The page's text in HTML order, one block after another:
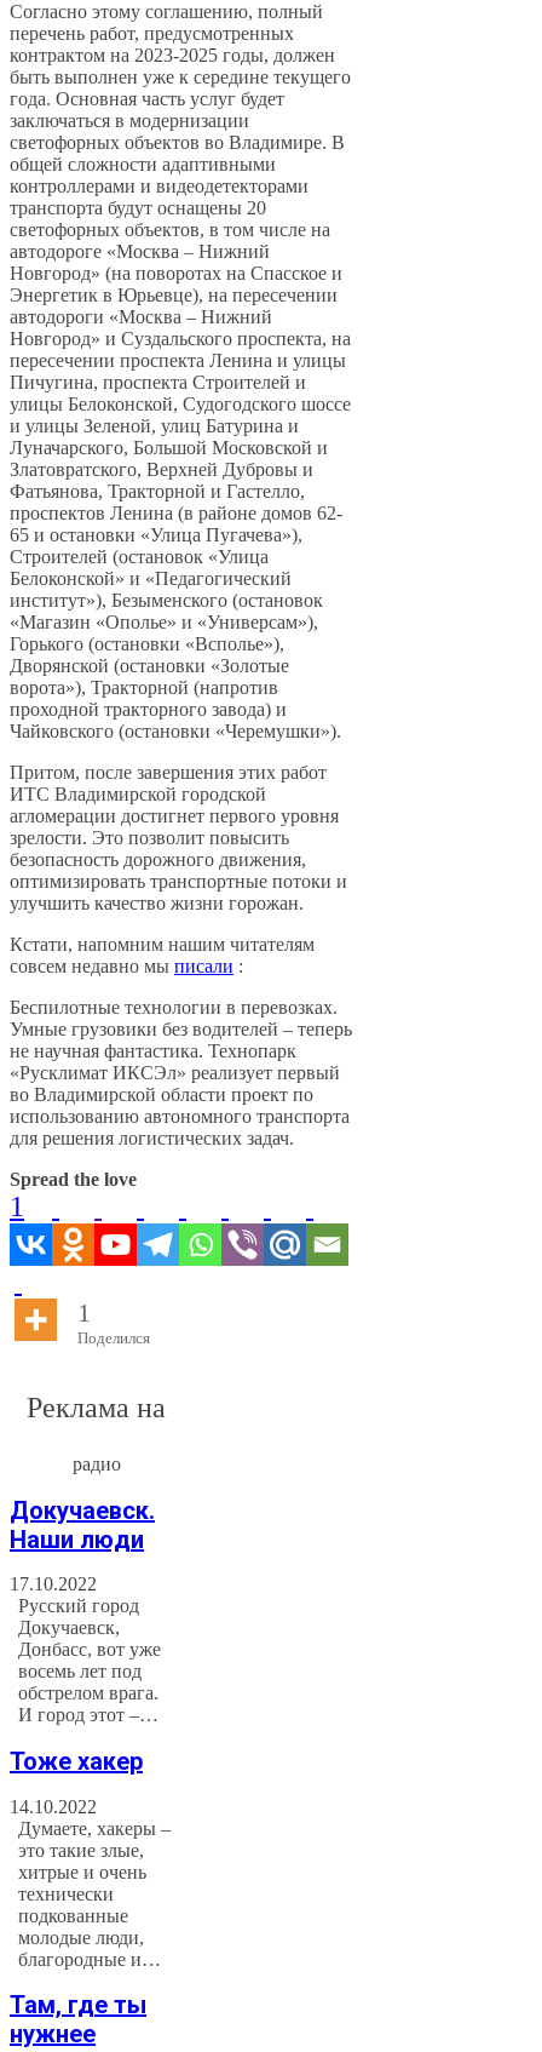
Согласно этому соглашению, полный
перечень работ, предусмотренных
контрактом на 2023-2025 годы, должен
быть выполнен уже к середине текущего
года. Основная часть услуг будет
заключаться в модернизации
светофорных объектов во Владимире. В
общей сложности адаптивными
контроллерами и видеодетекторами
транспорта будут оснащены 20
светофорных объектов, в том числе на
автодороге «Москва – Нижний
Новгород» (на поворотах на Спасское и
Энергетик в Юрьевце), на пересечении
автодороги «Москва – Нижний
Новгород» и Суздальского проспекта, на
пересечении проспекта Ленина и улицы
Пичугина, проспекта Строителей и
улицы Белоконской, Судогодского шоссе
и улицы Зеленой, улиц Батурина и
Луначарского, Большой Московской и
Златовратского, Верхней Дубровы и
Фатьянова, Тракторной и Гастелло,
проспектов Ленина (в районе домов 62-
65 и остановки «Улица Пугачева»),
Строителей (остановок «Улица
Белоконской» и «Педагогический
институт»), Безыменского (остановок
«Магазин «Ополье» и «Универсам»),
Горького (остановки «Всполье»),
Дворянской (остановки «Золотые
ворота»), Тракторной (напротив
проходной тракторного завода) и
Чайковского (остановки «Черемушки»).
Притом, после завершения этих работ
ИТС Владимирской городской
агломерации достигнет первого уровня
зрелости. Это позволит повысить
безопасность дорожного движения,
оптимизировать транспортные потоки и
улучшить качество жизни горожан.
Кстати, напомним нашим читателям
совсем недавно мы писали :
Беспилотные технологии в перевозках.
Умные грузовики без водителей – теперь
не научная фантастика. Технопарк
«Русклимат ИКСЭл» реализует первый
во Владимирской области проект по
использованию автономного транспорта
для решения логистических задач.
Spread the love
1
1
Поделился
Реклама на
радио
Докучаевск.
Наши люди
17.10.2022
Русский город
Докучаевск,
Донбасс, вот уже
восемь лет под
обстрелом врага.
И город этот –…
Тоже хакер
14.10.2022
Думаете, хакеры –
это такие злые,
хитрые и очень
технически
подкованные
молодые люди,
благородные и…
Там, где ты
нужнее